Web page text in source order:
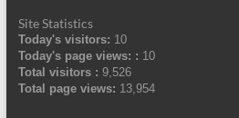
Site Statistics
Today's visitors: 10
Today's page views: : 10
Total visitors : 9,526
Total page views: 13,954